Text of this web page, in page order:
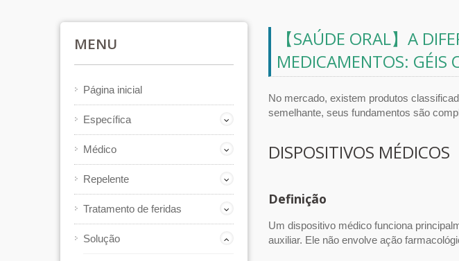
MENU
Página inicial
Específica
Médico
Repelente
Tratamento de feridas
Solução
【SAÚDE ORAL】A
MEDICAMENTOS: GÉIS
No mercado, existem produtos
semelhante, seus fundamentos são
DISPOSITIVOS MÉDICOS
Definição
Um dispositivo médico funciona
auxiliar. Ele não envolve ação